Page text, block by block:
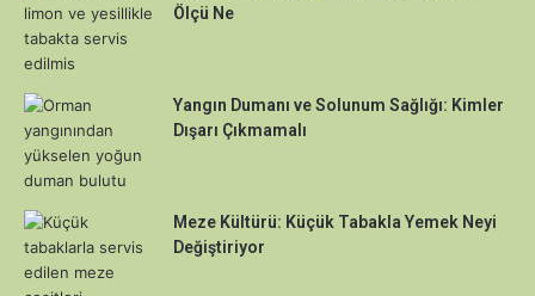
Ölçü Ne
Yangın Dumanı ve Solunum Sağlığı: Kimler
Dışarı Çıkmamalı
Meze Kültürü: Küçük Tabakla Yemek Neyi
Değiştiriyor